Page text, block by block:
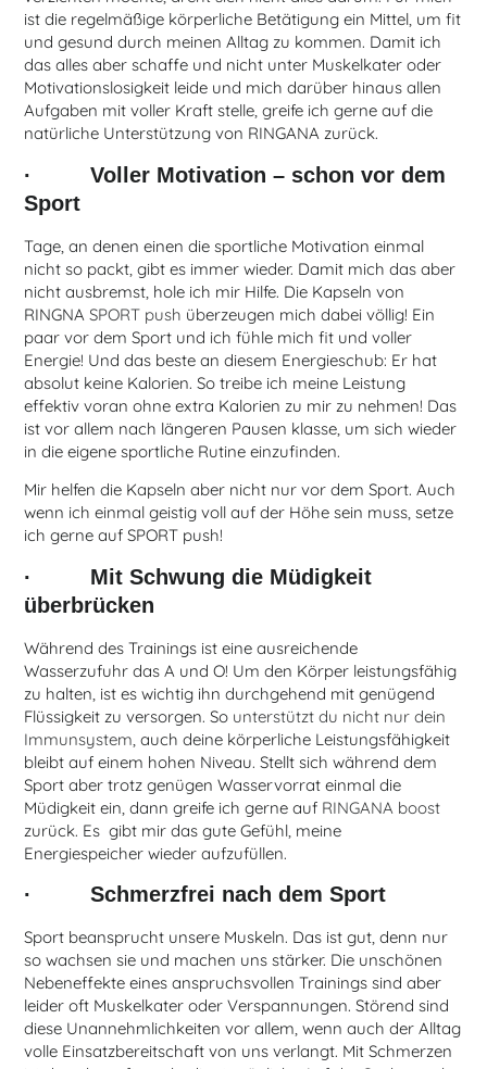
ist die regelmäßige körperliche Betätigung ein Mittel, um fit
und gesund durch meinen Alltag zu kommen. Damit ich
das alles aber schaffe und nicht unter Muskelkater oder
Motivationslosigkeit leide und mich darüber hinaus allen
Aufgaben mit voller Kraft stelle, greife ich gerne auf die
natürliche Unterstützung von RINGANA zurück.
· Voller Motivation – schon vor dem
Sport
Tage, an denen einen die sportliche Motivation einmal
nicht so packt, gibt es immer wieder. Damit mich das aber
nicht ausbremst, hole ich mir Hilfe. Die Kapseln von
RINGNASPORT push überzeugen mich dabei völlig! Ein
paar vor dem Sport und ich fühle mich fit und voller
Energie! Und das beste an diesem Energieschub: Er hat
absolut keine Kalorien. So treibe ich meine Leistung
effektiv voran ohne extra Kalorien zu mir zu nehmen! Das
ist vor allem nach längeren Pausen klasse, um sich wieder
in die eigene sportliche Rutine einzufinden.
Mir helfen die Kapseln aber nicht nur vor dem Sport. Auch
wenn ich einmal geistig voll auf der Höhe sein muss, setze
ich gerne auf SPORT push!
· Mit Schwung die Müdigkeit
überbrücken
Während des Trainings ist eine ausreichende
Wasserzufuhr das A und O! Um den Körper leistungsfähig
zu halten, ist es wichtig ihn durchgehend mit genügend
Flüssigkeit zu versorgen. So unterstützt du nicht nur dein
Immunsystem , auch deine körperliche Leistungsfähigkeit
bleibt auf einem hohen Niveau. Stellt sich während dem
Sport aber trotz genügen Wasservorrat einmal die
Müdigkeit ein, dann greife ich gerne auf RINGANA boost
zurück. Es gibt mir das gute Gefühl, meine
Energiespeicher wieder aufzufüllen.
· Schmerzfrei nach dem Sport
Sport beansprucht unsere Muskeln. Das ist gut, denn nur
so wachsen sie und machen uns stärker. Die unschönen
Nebeneffekte eines anspruchsvollen Trainings sind aber
leider oft Muskelkater oder Verspannungen. Störend sind
diese Unannehmlichkeiten vor allem, wenn auch der Alltag
volle Einsatzbereitschaft von uns verlangt. Mit Schmerzen